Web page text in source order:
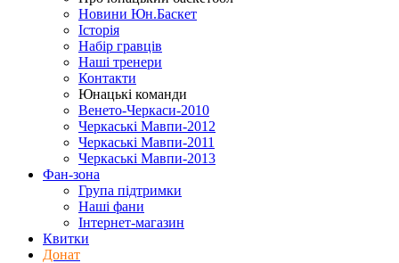
Новини Юн.Баскет
Історія
Набір гравців
Наші тренери
Контакти
Юнацькі команди
Венето-Черкаси-2010
Черкаські Мавпи-2012
Черкаські Мавпи-2011
Черкаські Мавпи-2013
Фан-зона
Група підтримки
Наші фани
Інтернет-магазин
Квитки
Донат